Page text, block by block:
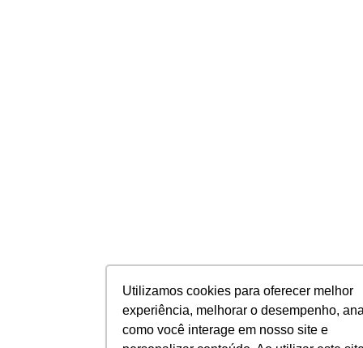
Utilizamos cookies para oferecer melhor
experiência, melhorar o desempenho,
como você interage em nosso site e